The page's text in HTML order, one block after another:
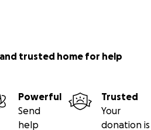
trusted home for help
Powerful
Send
help
Trusted
Your
donation is